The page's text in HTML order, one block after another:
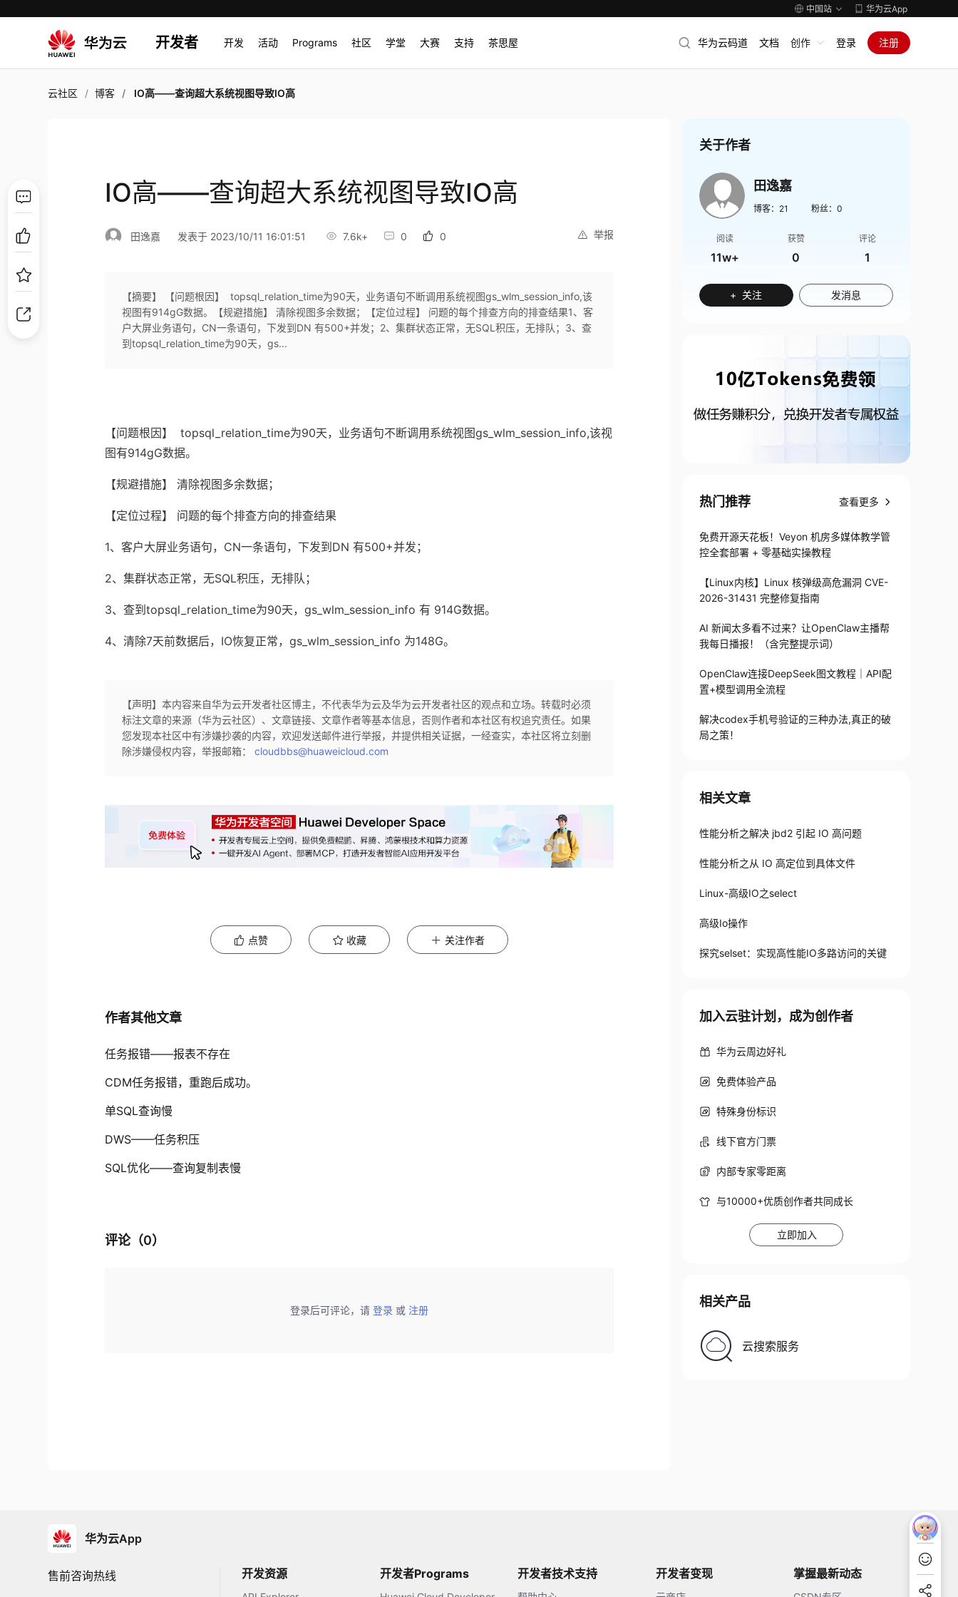
中国站 华为云App
开发者 开发 活动 Programs 社区 学堂 大赛 支持 茶思屋 华为云码道 文档 创作 登录 注册
云社区 博客 IO高——查询超大系统视图导致IO高
IO高——查询超大系统视图导致IO高
举报
田逸嘉 发表于 2023/10/11 16:01:51 7.6k+ 0 0
【摘要】 【问题根因】 topsql_relation_time为90天，业务语句不断调用系统视图gs_wlm_session_info,该
视图有914gG数据。【规避措施】 清除视图多余数据；【定位过程】 问题的每个排查方向的排查结果1、客
户大屏业务语句，CN一条语句，下发到DN 有500+并发；2、集群状态正常，无SQL积压，无排队；3、查
到topsql_relation_time为90天，gs...
【问题根因】 topsql_relation_time为90天，业务语句不断调用系统视图gs_wlm_session_info,该视
图有914gG数据。
【规避措施】 清除视图多余数据；
【定位过程】 问题的每个排查方向的排查结果
1、客户大屏业务语句，CN一条语句，下发到DN 有500+并发；
2、集群状态正常，无SQL积压，无排队；
3、查到topsql_relation_time为90天，gs_wlm_session_info 有 914G数据。
4、清除7天前数据后，IO恢复正常，gs_wlm_session_info 为148G。
【声明】本内容来自华为云开发者社区博主，不代表华为云及华为云开发者社区的观点和立场。转载时必须
标注文章的来源（华为云社区）、文章链接、文章作者等基本信息，否则作者和本社区有权追究责任。如果
您发现本社区中有涉嫌抄袭的内容，欢迎发送邮件进行举报，并提供相关证据，一经查实，本社区将立刻删
除涉嫌侵权内容，举报邮箱：cloudbbs@huaweicloud.com
点赞 收藏 关注作者
作者其他文章
任务报错——报表不存在
CDM任务报错，重跑后成功。
单SQL查询慢
DWS——任务积压
SQL优化——查询复制表慢
评论（0）
登录后可评论，请 登录 或 注册
关于作者
田逸嘉
博客： 21 粉丝： 0
阅读
11w+
获赞
0
评论
1
+ 关注 发消息
热门推荐 查看更多
免费开源天花板！Veyon 机房多媒体教学管
控全套部署 + 零基础实操教程
【Linux内核】Linux 核弹级高危漏洞 CVE-
2026-31431 完整修复指南
AI 新闻太多看不过来？让OpenClaw主播帮
我每日播报！（含完整提示词）
OpenClaw连接DeepSeek图文教程｜API配
置+模型调用全流程
解决codex手机号验证的三种办法,真正的破
局之策！
相关文章
性能分析之解决 jbd2 引起 IO 高问题
性能分析之从 IO 高定位到具体文件
Linux-高级IO之select
高级Io操作
探究selset：实现高性能IO多路访问的关键
加入云驻计划，成为创作者
华为云周边好礼
免费体验产品
特殊身份标识
线下官方门票
内部专家零距离
与10000+优质创作者共同成长
立即加入
相关产品
云搜索服务
华为云App
售前咨询热线 开发资源 开发者Programs 开发者技术支持 开发者变现 掌握最新动态